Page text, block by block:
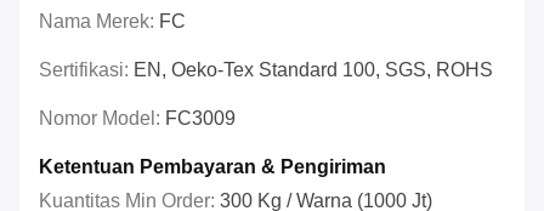
Nama Merek: FC
Sertifikasi: EN, Oeko-Tex Standard 100, SGS, ROHS
Nomor Model: FC3009
Ketentuan Pembayaran & Pengiriman
Kuantitas Min Order: 300 Kg / Warna (1000 Jt)